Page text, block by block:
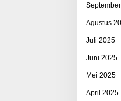
Agustus
Juli 2025
Juni 2025
Mei 2025
April 2025